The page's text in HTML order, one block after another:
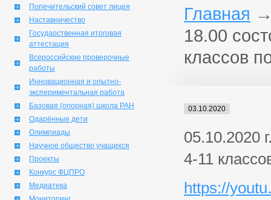
Попечительский совет лицея
Наставничество
Государственная итоговая
аттестация
Всероссийские проверочные
работы
Инновационная и опытно-
экспериментальная работа
Базовая (опорная) школа РАН
Одарённые дети
Олимпиады
Научное общество учащихся
Проекты
Конкурс ФЦПРО
Медиатека
Главная
18.00
классов
03.10.2020
05.10.2020
4-11
https://